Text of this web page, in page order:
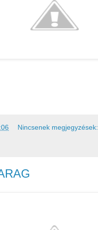
Nincsenek megjegyzések: